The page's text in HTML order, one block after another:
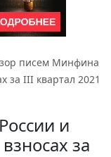
писем Минфина
за III квартал 2021
и
за